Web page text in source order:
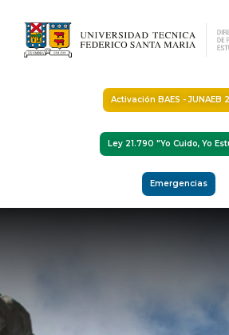
Activación BAES - JUNAEB
Ley 21.790 "Yo Cuido, Yo
Emergencias